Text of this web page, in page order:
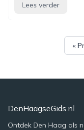
Lees verder
«
DenHaagseGids.nl
Ontdek Den Haag als